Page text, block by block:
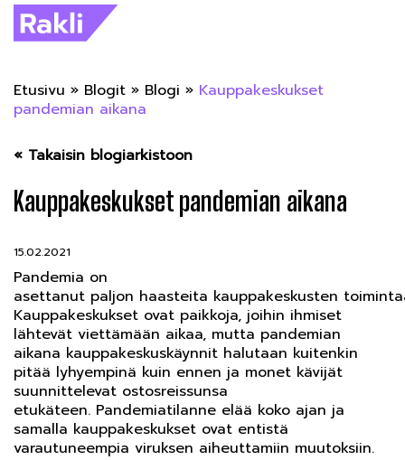
Etusivu » Blogit » Blogi » Kauppakeskukset
pandemian aikana
« Takaisin blogiarkistoon
Kauppakeskukset pandemian aikana
15.02.2021
Pandemia on
asettanut paljon haasteita kauppakeskusten
Kauppakeskukset ovat paikkoja, joihin ihmiset
lähtevät viettämään aikaa, mutta pandemian
aikana kauppakeskuskäynnit halutaan kuitenkin
pitää lyhyempinä kuin ennen ja monet kävijät
suunnittelevat ostosreissunsa
etukäteen. Pandemiatilanne elää koko ajan ja
samalla kauppakeskukset ovat entistä
varautuneempia viruksen aiheuttamiin muutoksiin.